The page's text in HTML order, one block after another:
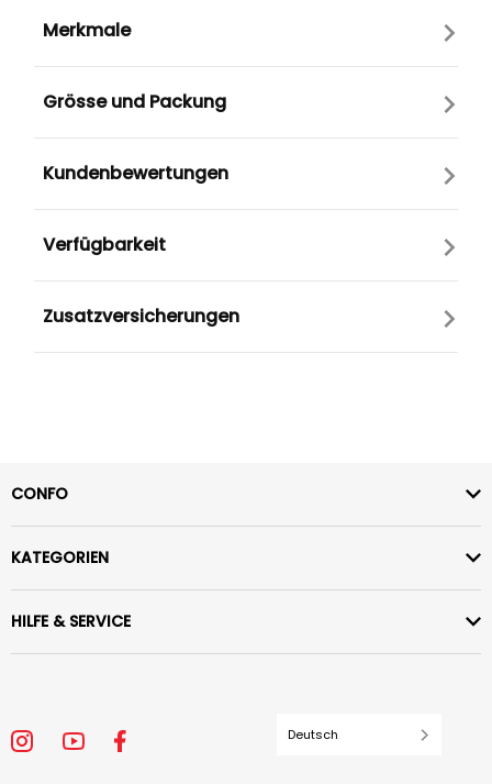
Merkmale
Grösse und Packung
Kundenbewertungen
Verfügbarkeit
Zusatzversicherungen
CONFO
KATEGORIEN
HILFE & SERVICE
Deutsch